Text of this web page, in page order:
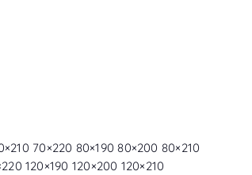
70×220 80×190 80×200 80×210
120×190 120×200 120×210